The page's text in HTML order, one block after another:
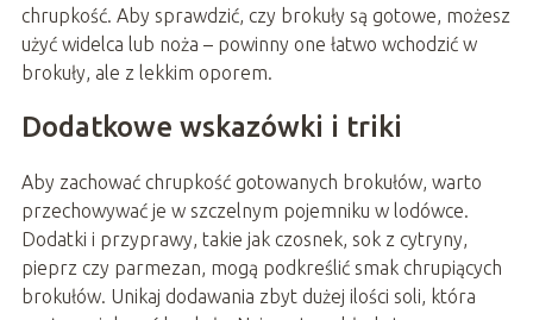
chrupkość. Aby sprawdzić, czy brokuły są gotowe, możesz
użyć widelca lub noża – powinny one łatwo wchodzić w
brokuły, ale z lekkim oporem.
Dodatkowe wskazówki i triki
Aby zachować chrupkość gotowanych brokułów, warto
przechowywać je w szczelnym pojemniku w lodówce.
Dodatki i przyprawy, takie jak czosnek, sok z cytryny,
pieprz czy parmezan, mogą podkreślić smak chrupiących
brokułów. Unikaj dodawania zbyt dużej ilości soli, która